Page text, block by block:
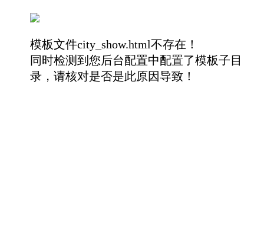
模板文件city_show.html不存在！
同时检测到您后台配置中配置了模板子目
录，请核对是否是此原因导致！